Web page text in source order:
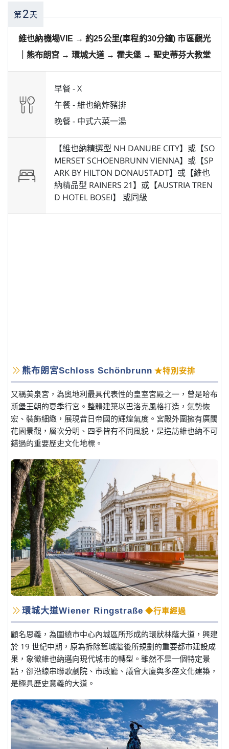
第2天
維也納機場VIE → 約25公里(車程約30分鐘) 市區觀光
｜熊布朗宮 → 環城大道 → 霍夫堡 → 聖史蒂芬大教堂
早餐 -X
午餐 -維也納炸豬排
晚餐 - 中式六菜一湯
【維也納精選型 NH DANUBE CITY】或【SO
MERSET SCHOENBRUNN VIENNA】或【SP
ARK BY HILTON DONAUSTADT】或【維也
納精品型 RAINERS 21】或【AUSTRIA TREN
D HOTEL BOSEI】 或同級
熊布朗宮Schloss Schönbrunn ★特別安排
又稱美泉宮，為奧地利最具代表性的皇室宮殿之一，曾是哈布
斯堡王朝的夏季行宮。整體建築以巴洛克風格打造，氣勢恢
宏、裝飾細緻，展現昔日帝國的輝煌氣度。宮殿外圍擁有廣闊
花園景觀，層次分明、四季皆有不同風貌，是造訪維也納不可
錯過的重要歷史文化地標。
環城大道Wiener Ringstraße ◆行車經過
顧名思義，為圍繞市中心內城區所形成的環狀林蔭大道，興建
於 19 世紀中期，原為拆除舊城牆後所規劃的重要都市建設成
果，象徵維也納邁向現代城市的轉型。雖然不是一個特定景
點，卻沿線串聯歌劇院、市政廳、議會大廈與多座文化建築，
是極具歷史意義的大道。